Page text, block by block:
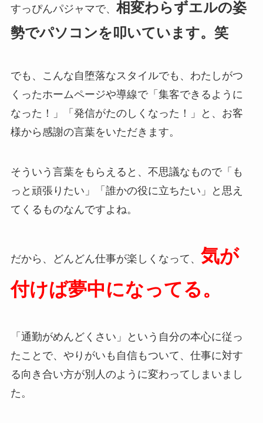
すっぴんパジャマで、 相変わらずエルの姿
勢でパソコンを叩いています。笑
でも、こんな自堕落なスタイルでも、わたしがつ
くったホームページや導線で「集客できるように
なった！」「発信がたのしくなった！」と、お客
様から感謝の言葉をいただきます。
そういう言葉をもらえると、不思議なもので「も
っと頑張りたい」「誰かの役に立ちたい」と思え
てくるものなんですよね。
だから、どんどん仕事が楽しくなって、 気が
付けば夢中になってる。
「通勤がめんどくさい」という自分の本心に従っ
たことで、やりがいも自信もついて、仕事に対す
る向き合い方が別人のように変わってしまいまし
た。